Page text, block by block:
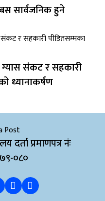
सार्वजनिक हुने
ग्यास संकट र सहकारी
ध्यानाकर्षण
दर्ता प्रमाणपत्र नंः
०८०